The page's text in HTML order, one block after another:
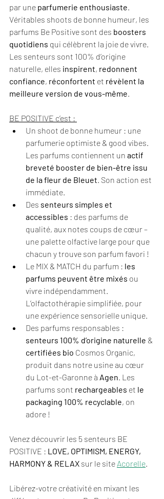
par une parfumerie enthousiaste
Véritables shoots de bonne humeur, les
parfums Be Positive sont des boosters
quotidiens qui célèbrent la joie de vivre.
Les senteurs sont 100% d’origine
naturelle, elles inspirent, redonnent
confiance, réconfortent et révèlent la
meilleure version de vous-même
BE POSITIVE c’est :
Un shoot de bonne humeur : une
parfumerie optimiste & good vibes.
Les parfums contiennent un actif
breveté booster de bien-être issu
de la fleur de Bleuet . Son action est
immédiate.
Des senteurs simples et
accessibles : des parfums de
qualité, aux notes coups de cœur –
une palette olfactive large pour que
chacun y trouve son parfum favori !
Le MIX & MATCH du parfum : les
parfums peuvent être mixés ou
vivre indépendamment.
L’olfactothérapie simplifiée, pour
une expérience sensorielle unique.
Des parfums responsables :
senteurs 100% d’origine naturelle &
certifiées bio Cosmos Organic,
produit dans notre usine au cœur
du Lot-et-Garonne à Agen . Les
parfums sont rechargeables et le
packaging 100% recyclable, on
adore !
Venez découvrir les 5 senteurs BE
POSITIVE : LOVE, OPTIMISM, ENERGY,
HARMONY & RELAX sur le site Acorelle
Libérez-votre créativité en mixant les